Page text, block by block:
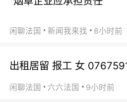
闲聊法国 新闻我来找 8小时前
出租居留 报工 女
闲聊法国 六六法国 9小时前